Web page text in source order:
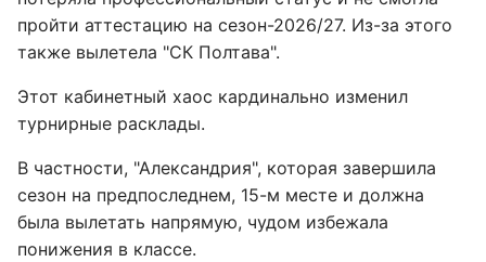
пройти аттестацию на сезон-2026/27. Из-за этого
также вылетела "СК Полтава".
Этот кабинетный хаос кардинально изменил
турнирные расклады.
В частности, "Александрия", которая завершила
сезон на предпоследнем, 15-м месте и должна
была вылетать напрямую, чудом избежала
понижения в классе.